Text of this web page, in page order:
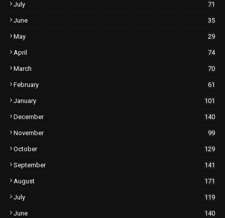
July 71
June 35
May 29
April 74
March 70
February 61
January 101
December 140
November 99
October 129
September 141
August 171
July 119
June 140